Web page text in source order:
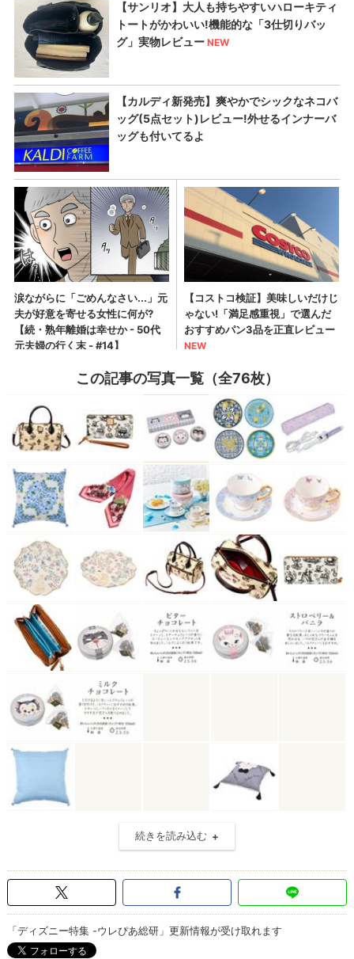
この記事の写真一覧（全76枚）
続きを読み込む
「ディズニー特集 -ウレぴあ総研」更新情報が受け取れます